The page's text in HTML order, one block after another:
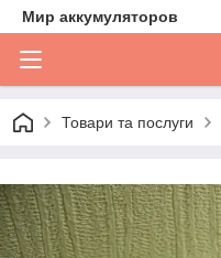
Мир аккумуляторов
Товари та послуги